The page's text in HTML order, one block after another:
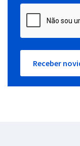
Receber